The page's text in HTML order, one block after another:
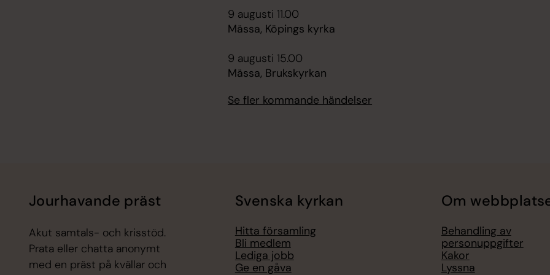
9 augusti 11.00
Mässa, Köpings kyrka
9 augusti 15.00
Mässa, Brukskyrkan
Se fler kommande händelser
Jourhavande präst
Akut samtals- och krisstöd.
Prata eller chatta anonymt
med en präst på kvällar och
Svenska kyrkan
Hitta församling
Bli medlem
Lediga jobb
Ge en gåva
Om
Behandling av
personuppgifter
Kakor
Lyssna